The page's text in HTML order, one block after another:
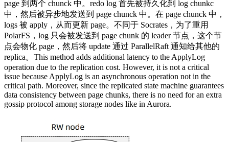
page 到两个 chunck 中。redo log 首先被持久化到 log chunkc
中，然后被异步地发送到 page chunck 中。在 page chunck 中，
logs 被 apply，从而更新 page。不同于 Socrates，为了重用
PolarFS，log 只会被发送到 page chunk 的 leader 节点，这个节
点会物化 page，然后将 update 通过 ParallelRaft 通知给其他的
replica。This method adds additional latency to the ApplyLog
operation due to the replication cost. However, it is not a critical
issue because ApplyLog is an asynchronous operation not in the
critical path. Moreover, since the replicated state machine guarantees
data consistency between page chunks, there is no need for an extra
gossip protocol among storage nodes like in Aurora.